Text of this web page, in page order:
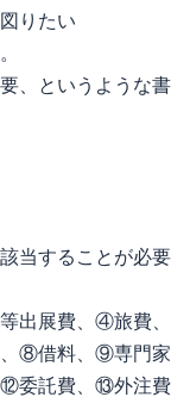
りたい
、というような書
当することが必要
出展費、④旅費、
⑧借料、⑨専門家
委託費、⑬外注費